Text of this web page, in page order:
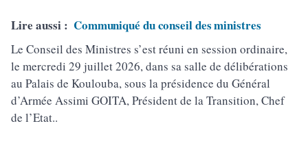
Lire aussi : Communiqué du conseil des ministres
Le Conseil des Ministres s’est réuni en session ordinaire,
le mercredi 29 juillet 2026, dans sa salle de délibérations
au Palais de Koulouba, sous la présidence du Général
d’Armée Assimi GOITA, Président de la Transition, Chef
de l’Etat..